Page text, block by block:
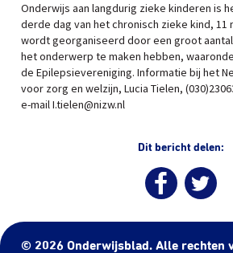
Onderwijs aan langdurig zieke kinderen is
derde dag van het chronisch zieke kind, 11
wordt georganiseerd door een groot
het onderwerp te maken hebben,
de Epilepsievereniging. Informatie bij het
voor zorg en welzijn, Lucia Tielen,
e-mail I.tielen@nizw.nl
Dit bericht delen:
© 2026 Onderwijsblad. Alle rechten